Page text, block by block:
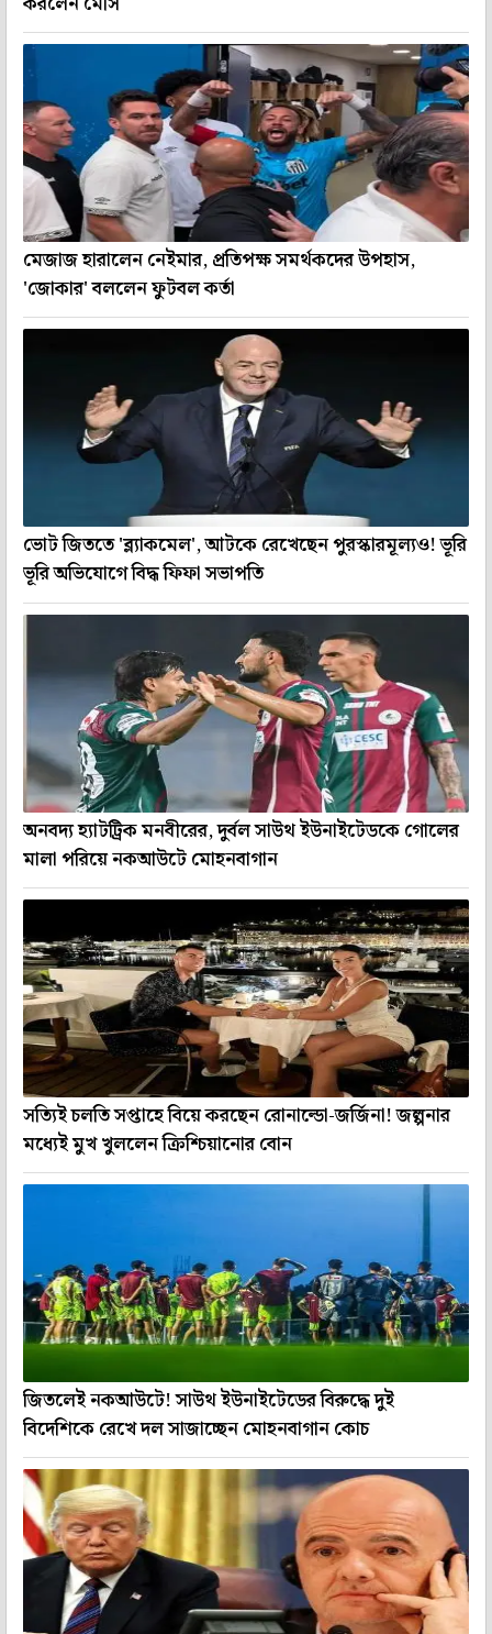
মেজাজ হারালেন নেইমার, প্রতিপক্ষ সমর্থকদের উপহাস,
'জোকার' বললেন ফুটবল কর্তা
ভোট জিততে 'ব্ল্যাকমেল', আটকে রেখেছেন পুরস্কারমূল্যও! ভূরি
ভূরি অভিযোগে বিদ্ধ ফিফা সভাপতি
অনবদ্য হ্যাটট্রিক মনবীরের, দুর্বল সাউথ ইউনাইটেডকে গোলের
মালা পরিয়ে নকআউটে মোহনবাগান
সত্যিই চলতি সপ্তাহে বিয়ে করছেন রোনাল্ডো-জর্জিনা! জল্পনার
মধ্যেই মুখ খুললেন ক্রিশ্চিয়ানোর বোন
জিতলেই নকআউটে! সাউথ ইউনাইটেডের বিরুদ্ধে দুই
বিদেশিকে রেখে দল সাজাচ্ছেন মোহনবাগান কোচ